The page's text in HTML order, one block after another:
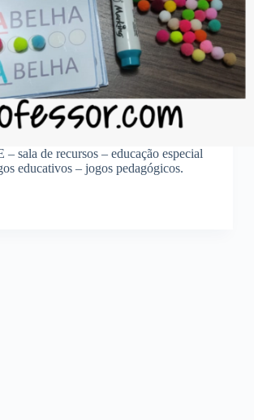
sala de recursos – educação especial
educativos – jogos pedagógicos.